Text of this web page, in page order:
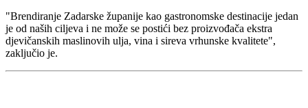
"Brendiranje Zadarske županije kao gastronomske destinacije jedan
je od naših ciljeva i ne može se postići bez proizvođača ekstra
djevičanskih maslinovih ulja, vina i sireva vrhunske kvalitete",
zaključio je.